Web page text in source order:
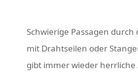
Schwierige Passagen durch
mit Drahtseilen oder
gibt immer wieder herrliche